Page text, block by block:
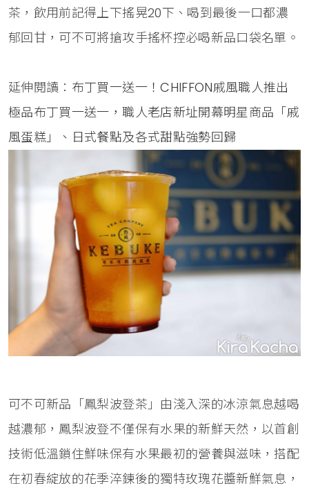
茶，飲用前記得上下搖晃20下、喝到最後一口都濃
郁回甘，可不可將搶攻手搖杯控必喝新品口袋名單。
延伸閱讀： 布丁買一送一！CHIFFON戚風職人推出
極品布丁買一送一，職人老店新址開幕明星商品「戚
風蛋糕」、日式餐點及各式甜點強勢回歸
可不可新品「鳳梨波登茶」由淺入深的冰涼氣息越喝
越濃郁，鳳梨波登不僅保有水果的新鮮天然，以首創
技術低溫鎖住鮮味保有水果最初的營養與滋味，搭配
在初春綻放的花季淬鍊後的獨特玫瑰花醬新鮮氣息，